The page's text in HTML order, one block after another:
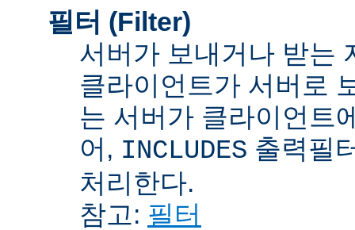
필터 (Filter)
서버가 보내거나 받는
클라이언트가 서버로
는 서버가 클라이언트
어, INCLUDES 출력필
처리한다.
참고: 필터